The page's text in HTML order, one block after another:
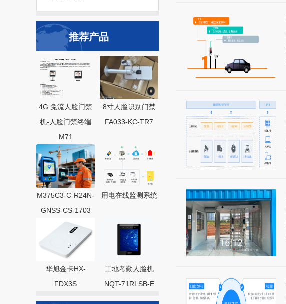
推荐产品
4G 免流人脸门禁
机-人脸门禁终端
M71
8寸人脸识别门禁
FA033-KC-TR7
M375C3-C-R24N-
GNSS-CS-1703
用电在线监测系统
华旭金卡HX-
FDX3S
工地考勤人脸机
NQT-71RLSB-E